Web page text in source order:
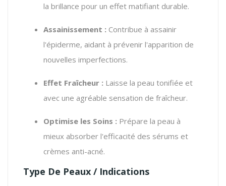
la brillance pour un effet matifiant durable.
Assainissement : Contribue à assainir
l'épiderme, aidant à prévenir l'apparition de
nouvelles imperfections.
Effet Fraîcheur : Laisse la peau tonifiée et
avec une agréable sensation de fraîcheur.
Optimise les Soins : Prépare la peau à
mieux absorber l'efficacité des sérums et
crèmes anti-acné.
Type De Peaux / Indications